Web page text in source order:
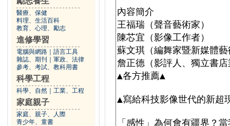
醫療、保健
料理、生活百科
教育、心理、勵志
進修學習
電腦與網路
語言工具
雜誌、期刊
軍政、法律
參考、考試、教科用書
科學工程
科學、自然 工業、工程
家庭親子
家庭、親子、人際
青少年、童書